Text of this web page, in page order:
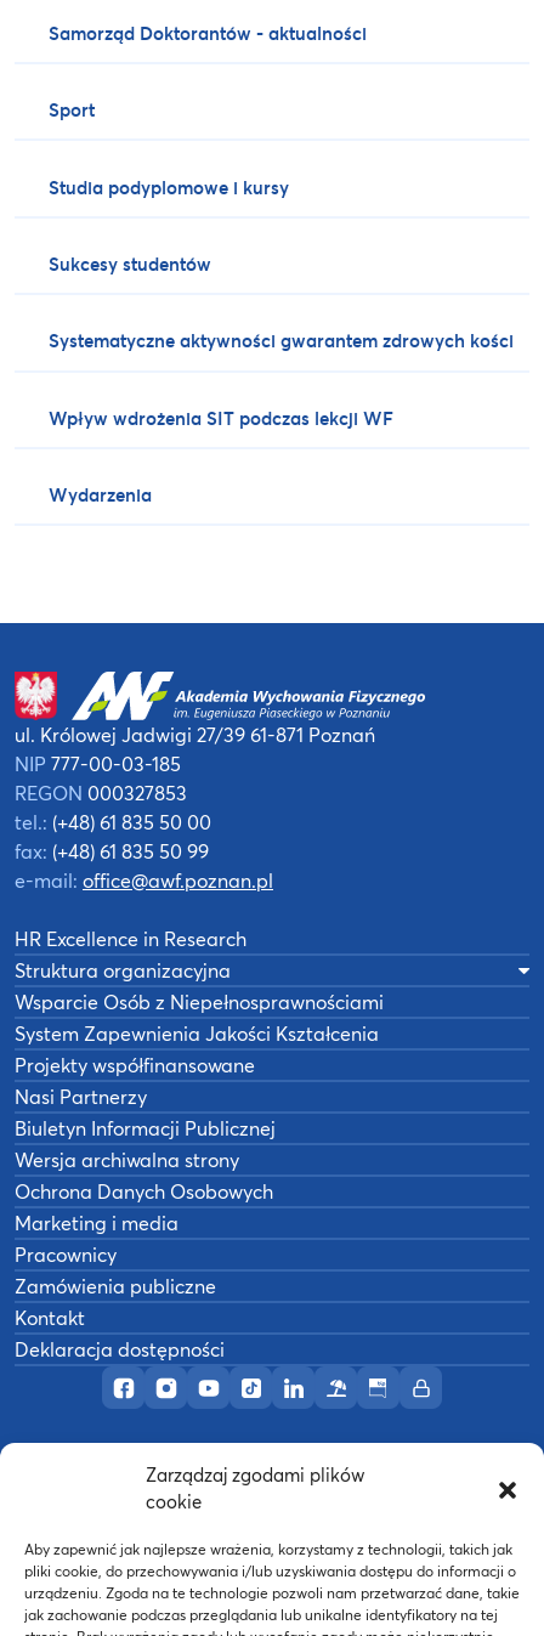
Zarządzaj zgodami plików
cookie
Aby zapewnić jak najlepsze wrażenia, korzystamy z technologii, takich jak
pliki cookie, do przechowywania i/lub uzyskiwania dostępu do informacji o
urządzeniu. Zgoda na te technologie pozwoli nam przetwarzać dane, takie
jak zachowanie podczas przeglądania lub unikalne identyfikatory na tej
Samorząd Doktorantów - aktualności
Sport
Studia podyplomowe i kursy
Sukcesy studentów
Systematyczne aktywności gwarantem zdrowych kości
Wpływ wdrożenia SIT podczas lekcji WF
Wydarzenia
Profil AWF Poznań w serwisie Facebook
Profil AWF Poznań w serwisie Instagram
Profil AWF Poznań w serwisie YouTube
Profil AWF Poznań w serwisie
Profil AWF Poznań w
OśrodekBiuletynIntranet
ul. Królowej Jadwigi 27/3961-871 Poznań
NIP 777-00-03-185
REGON 000327853
tel.: (+48) 61 835 50 00
fax: (+48) 61 835 50 99
e-mail: office@awf.poznan.pl
HR Excellence in Research
Struktura organizacyjna
Wsparcie Osób z Niepełnosprawnościami
System Zapewnienia Jakości Kształcenia
Projekty współfinansowane
Nasi Partnerzy
Biuletyn Informacji Publicznej
Wersja archiwalna strony
Ochrona Danych Osobowych
Marketing i media
Pracownicy
Zamówienia publiczne
Kontakt
Deklaracja dostępności
Akademia Wychowania Fizycznego w
Wykonanie:nFinity.pl